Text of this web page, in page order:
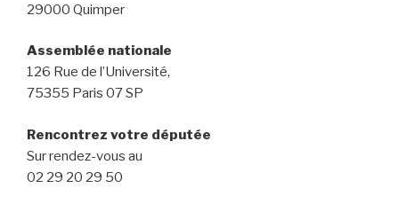
29000 Quimper
Assemblée nationale
126 Rue de l’Université,
75355 Paris 07 SP
Rencontrez votre députée
Sur rendez-vous au
02 29 20 29 50